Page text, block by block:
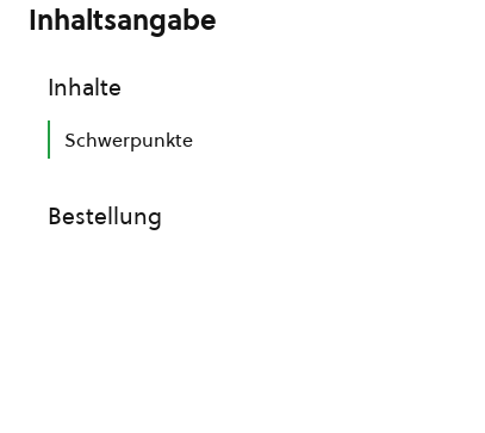
Inhaltsangabe
Inhalte
Schwerpunkte
Bestellung